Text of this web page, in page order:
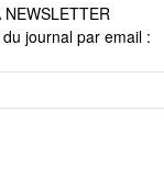
NEWSLETTER
journal par email :